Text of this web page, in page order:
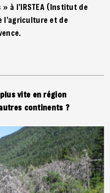
à l’IRSTEA (Institut de
l’agriculture et de
vite en région
continents ?